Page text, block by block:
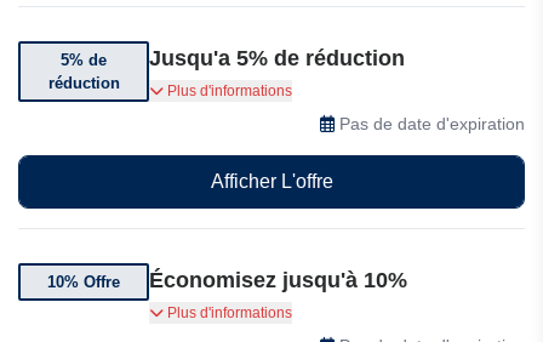
5% de
réduction
Jusqu'a 5% de réduction
Achetez un produit et bénéficiez de 5% de
réduction sur le deuxième.
Plus d'informations
Pas de date d'expiration
Afficher L'offre
10% Offre Économisez jusqu'à 10%
Dépensez $99 et bénéficiez de 10% de
réduction. Cette réduction sera
Plus d'informations